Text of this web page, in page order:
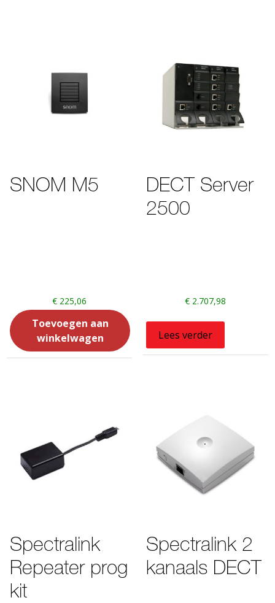
SNOM M5
€ 225,06
Toevoegen aan
winkelwagen
DECT Server
2500
€ 2.707,98
Lees verder
Spectralink
Repeater prog
kit
Spectralink 2
kanaals DECT